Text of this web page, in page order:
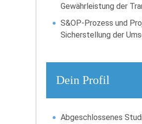
Gewährleistung der
S&OP-Prozess und
Sicherstellung der
Dein Profil
Abgeschlossenes